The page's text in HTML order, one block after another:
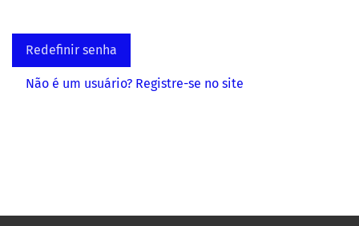
Redefinir senha
Não é um usuário? Registre-se no site